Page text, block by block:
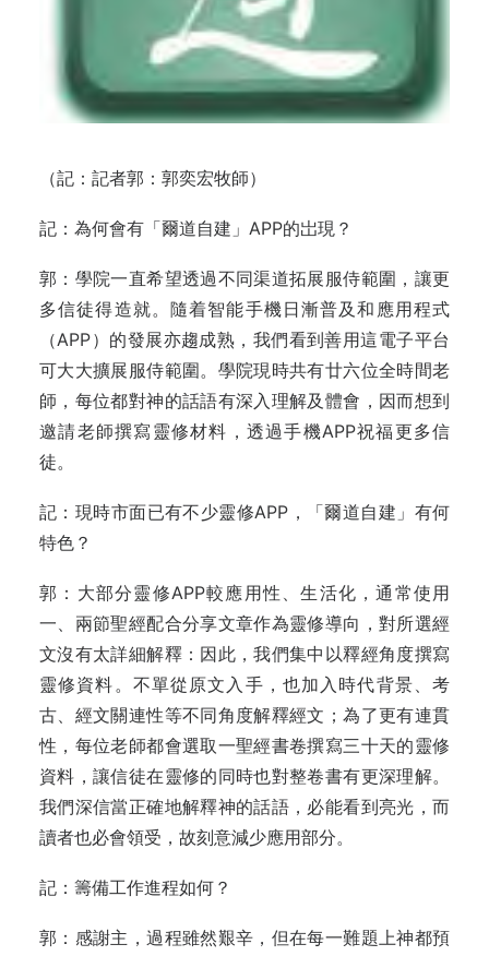
（記：記者郭：郭奕宏牧師）
記：為何會有「爾道自建」APP的岀現？
郭：學院一直希望透過不同渠道拓展服侍範圍，讓更
多信徒得造就。隨着智能手機日漸普及和應用程式
（APP）的發展亦趨成熟，我們看到善用這電子平台
可大大擴展服侍範圍。學院現時共有廿六位全時間老
師，每位都對神的話語有深入理解及體會，因而想到
邀請老師撰寫靈修材料，透過手機APP祝福更多信
徒。
記：現時市面已有不少靈修APP，「爾道自建」有何
特色？
郭：大部分靈修APP較應用性、生活化，通常使用
一、兩節聖經配合分享文章作為靈修導向，對所選經
文沒有太詳細解釋：因此，我們集中以釋經角度撰寫
靈修資料。不單從原文入手，也加入時代背景、考
古、經文關連性等不同角度解釋經文；為了更有連貫
性，每位老師都會選取一聖經書卷撰寫三十天的靈修
資料，讓信徒在靈修的同時也對整卷書有更深理解。
我們深信當正確地解釋神的話語，必能看到亮光，而
讀者也必會領受，故刻意減少應用部分。
記：籌備工作進程如何？
郭：感謝主，過程雖然艱辛，但在每一難題上神都預